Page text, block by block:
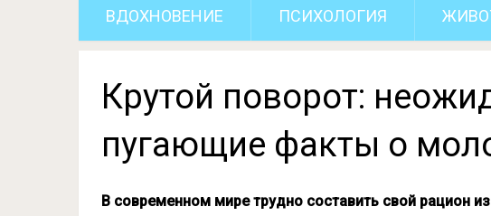
ВДОХНОВЕНИЕ ПСИХОЛОГИЯ
Крутой поворот:
пугающие факты о
В современном мире трудно составить свой рацион